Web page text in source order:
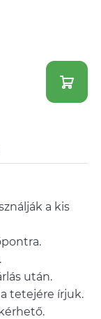
a kis
után.
tetejére írjuk.